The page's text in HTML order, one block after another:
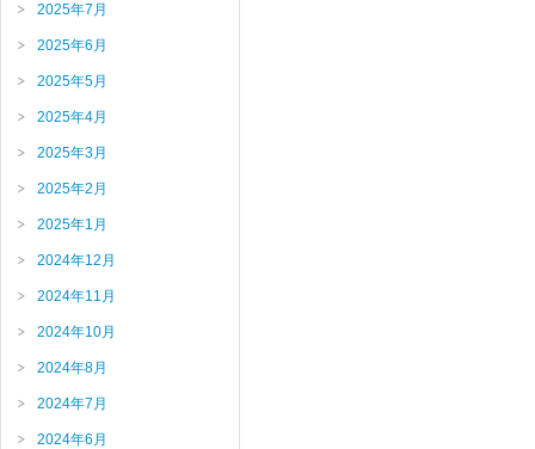
2025年7月
2025年6月
2025年5月
2025年4月
2025年3月
2025年2月
2025年1月
2024年12月
2024年11月
2024年10月
2024年8月
2024年7月
2024年6月